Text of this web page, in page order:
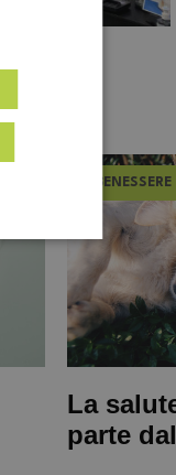
BENESSERE
La
parte